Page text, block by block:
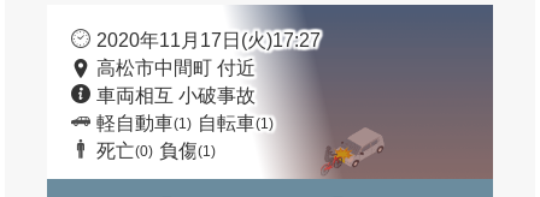
2020年11月17日(火)17:27
高松市中間町 付近
車両相互 小破事故
軽自動車(1) 自転車(1)
死亡(0) 負傷(1)